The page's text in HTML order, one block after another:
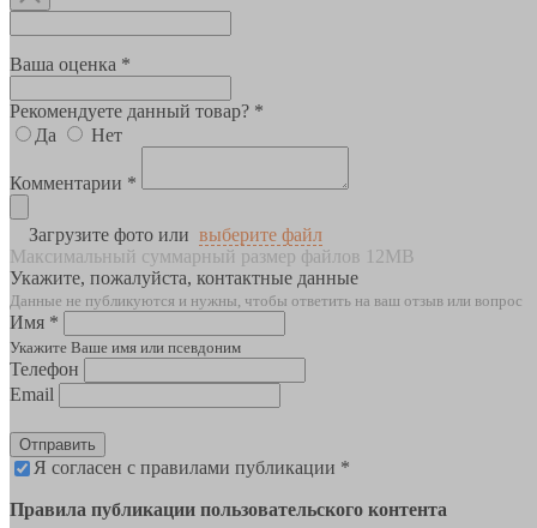
Ваша оценка *
Рекомендуете данный товар? *
Да
Нет
Комментарии *
Загрузите фото или выберите файл
Максимальный суммарный размер файлов 12MB
Укажите, пожалуйста, контактные данные
Данные не публикуются и нужны, чтобы ответить на ваш отзыв или вопрос
Имя *
Укажите Ваше имя или псевдоним
Телефон
Email
Отправить
Я согласен с правилами публикации *
Правила публикации пользовательского контента